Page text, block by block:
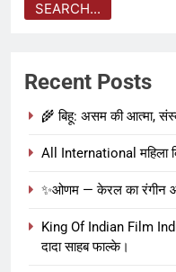
SEARCH...
Recent Posts
🌾 बिहू: असम की आत्मा,
All International महिला
✨ओणम — केरल का रंगीन
King Of Indian Film
दादा साहब फाल्के।